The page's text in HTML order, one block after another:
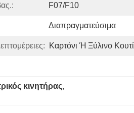
F07/F10
Διαπραγματεύσιμα
Καρτόνι Ή Ξύλινο Κουτί
κινητήρας,